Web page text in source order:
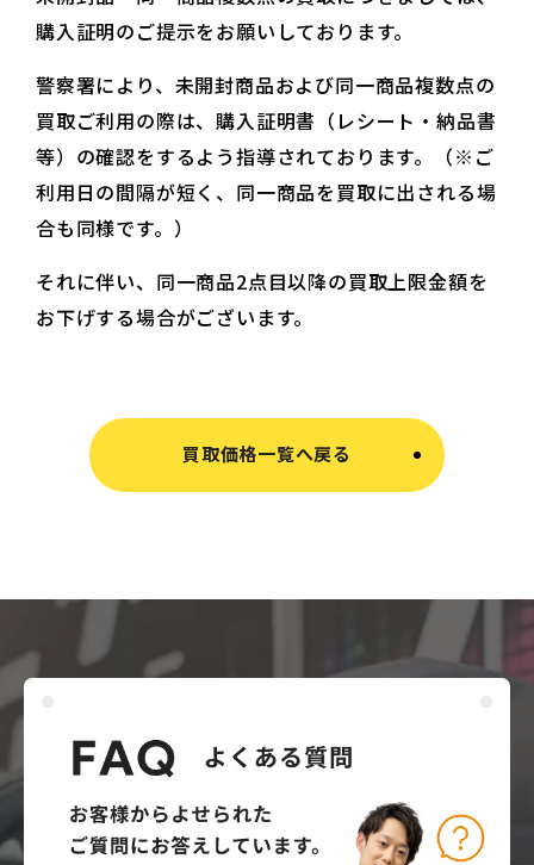
購入証明のご提示をお願いしております。
警察署により、未開封商品および同一商品複数点の
買取ご利用の際は、購入証明書（レシート・納品書
等）の確認をするよう指導されております。（※ご
利用日の間隔が短く、同一商品を買取に出される場
合も同様です。）
それに伴い、同一商品2点目以降の買取上限金額を
お下げする場合がございます。
買取価格一覧へ戻る